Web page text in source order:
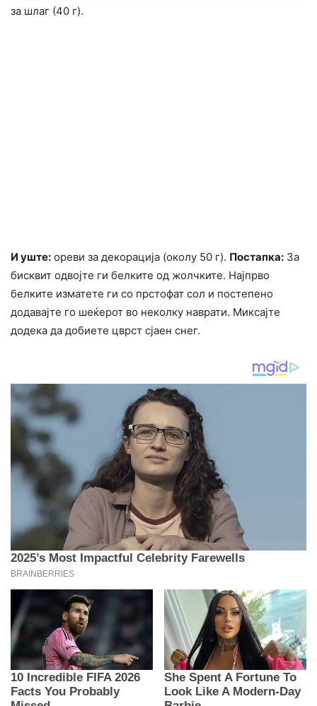
за шлаг (40 г).
И уште: ореви за декорација (околу 50 г). Постапка: За
бисквит одвојте ги белките од жолчките. Најпрво
белките изматете ги со прстофат сол и постепено
додавајте го шеќерот во неколку наврати. Миксајте
додека да добиете цврст сјаен снег.